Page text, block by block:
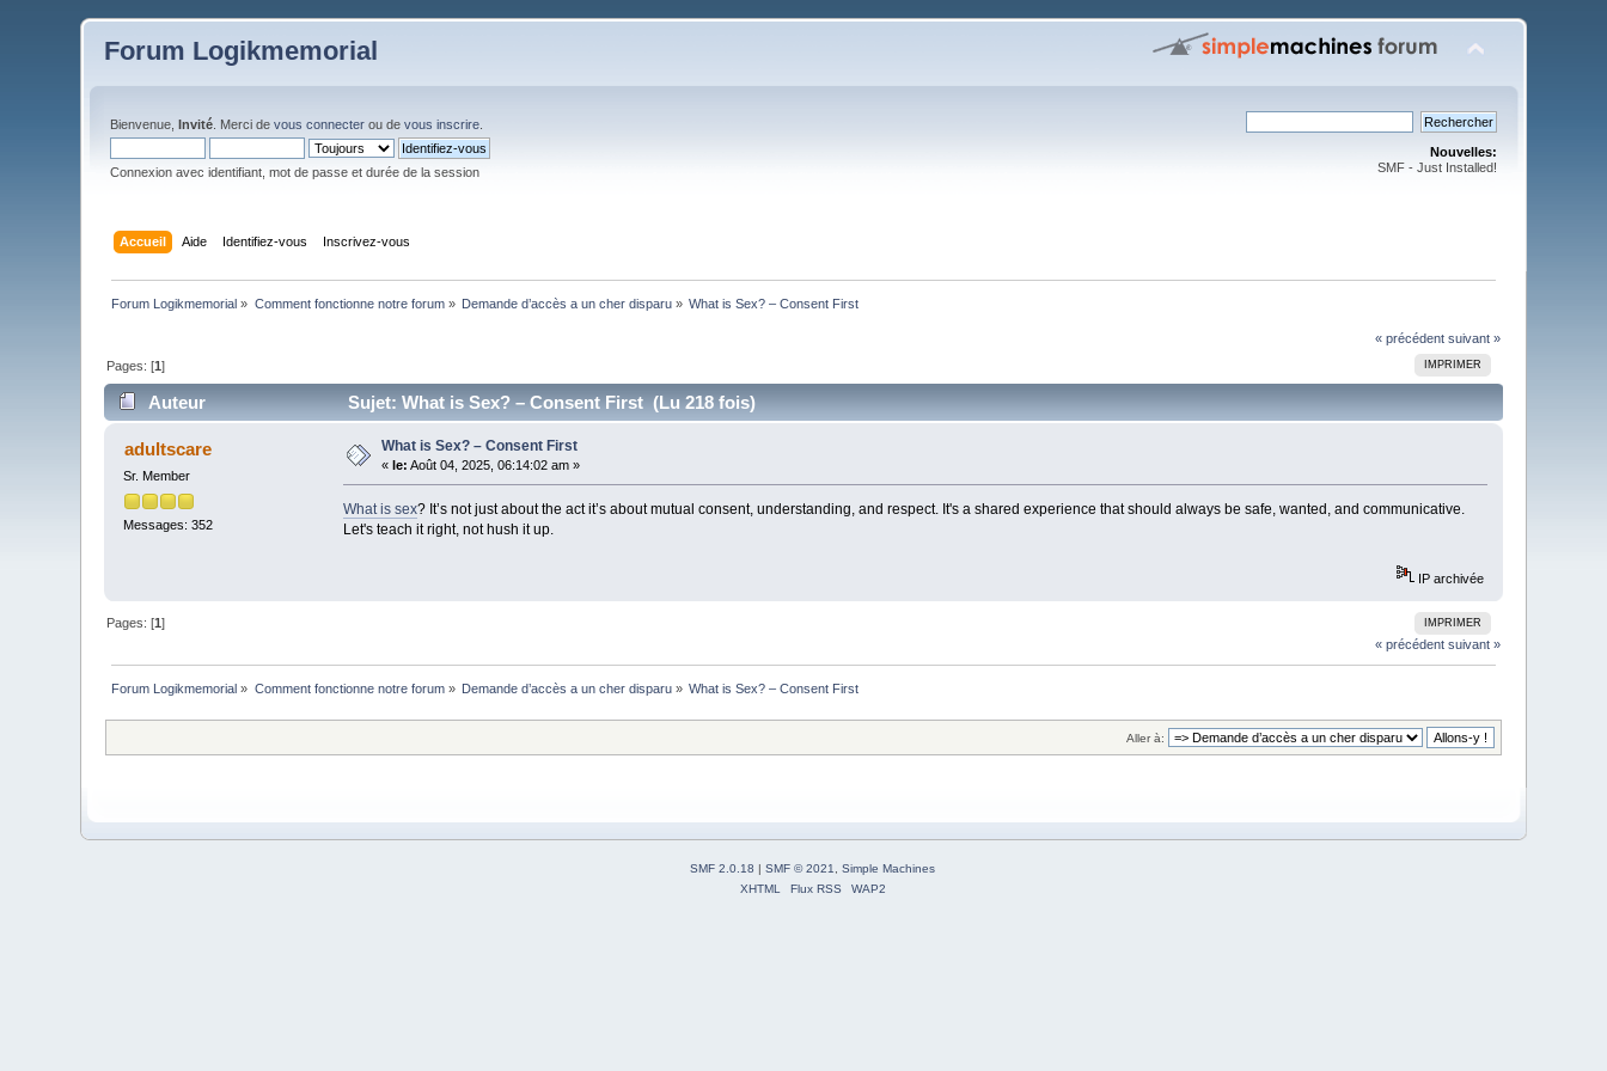
Forum Logikmemorial
Bienvenue,Invité . Merci devous connecter ou devous inscrire
Connexion avec identifiant, mot de passe et durée de la session
Nouvelles:
SMF - Just Installed!
Accueil Aide Identifiez-vous Inscrivez-vous
Forum Logikmemorial » Comment fonctionne notre forum» Demande d’accès a un cher disparu » What is Sex? – Consent First
« précédent suivant »
IMPRIMER
Pages: [1]
Auteur Sujet: What is Sex? – Consent First (Lu 218 fois)
adultscare
Sr. Member
Messages: 352
What is Sex? – Consent First
« le: Août 04, 2025, 06:14:02 am »
What is sex? It’s not just about the act it’s about mutual consent, understanding, and respect. It's a shared experience that should always be safe, wanted, and communicative.
Let's teach it right, not hush it up.
IP archivée
IMPRIMER
Pages: [1]
« précédent suivant »
Forum Logikmemorial » Comment fonctionne notre forum» Demande d’accès a un cher disparu » What is Sex? – Consent First
Aller à:
SMF 2.0.18 SMF © 2021, Simple Machines
XHTML
Flux RSS WAP2